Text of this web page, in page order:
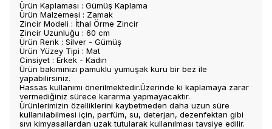
Ürün Kaplaması : Gümüş Kaplama
Ürün Malzemesi : Zamak
Zincir Modeli : İthal Örme Zincir
Zincir Uzunluğu : 60 cm
Ürün Renk : Silver - Gümüş
Ürün Yüzey Tipi : Mat
Cinsiyet : Erkek - Kadın
Ürün bakımınızı pamuklu yumuşak kuru bir bez ile
yapabilirsiniz.
Hassas kullanımı önerilmektedir.Üzerinde ki kaplamaya zarar
vermediğiniz sürece kararma yapmayacaktır.
Ürünlerimizin özelliklerini kaybetmeden daha uzun süre
kullanılabilmesi için, parfüm, su, deterjan, dezenfektan gibi
sıvı kimyasallardan uzak tutularak kullanılması tavsiye edilir.